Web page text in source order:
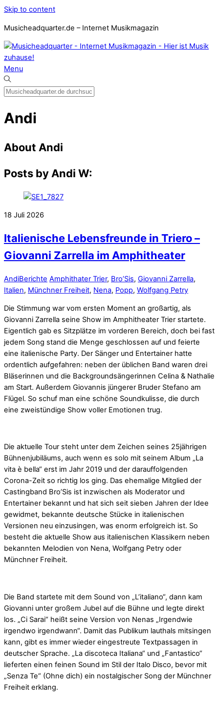
Skip to content
Musicheadquarter.de – Internet Musikmagazin
Menu
Andi
About Andi
Posts by Andi W:
18 Juli 2026
Italienische Lebensfreunde in Triero –
Giovanni Zarrella im Amphitheater
AndiBerichte Amphithater Trier, Bro’Sis, Giovanni Zarrella,
Italien, Münchner Freiheit, Nena, Popp, Wolfgang Petry
Die Stimmung war vom ersten Moment an großartig, als
Giovanni Zarrella seine Show im Amphitheater Trier startete.
Eigentlich gab es Sitzplätze im vorderen Bereich, doch bei fast
jedem Song stand die Menge geschlossen auf und feierte
eine italienische Party. Der Sänger und Entertainer hatte
ordentlich aufgefahren: neben der üblichen Band waren drei
Bläserinnen und die Backgroundsängerinnen Celina & Nathalie
am Start. Außerdem Giovannis jüngerer Bruder Stefano am
Flügel. So schuf man eine schöne Soundkulisse, die durch
eine zweistündige Show voller Emotionen trug.
Die aktuelle Tour steht unter dem Zeichen seines 25jährigen
Bühnenjubiläums, auch wenn es solo mit seinem Album „La
vita è bella“ erst im Jahr 2019 und der darauffolgenden
Corona-Zeit so richtig los ging. Das ehemalige Mitglied der
Castingband Bro’Sis ist inzwischen als Moderator und
Entertainer bekannt und hat sich seit sieben Jahren der Idee
gewidmet, bekannte deutsche Stücke in italienischen
Versionen neu einzusingen, was enorm erfolgreich ist. So
besteht die aktuelle Show aus italienischen Klassikern neben
bekannten Melodien von Nena, Wolfgang Petry oder
Münchner Freiheit.
Die Band startete mit dem Sound von „L’italiano“, dann kam
Giovanni unter großem Jubel auf die Bühne und legte direkt
los. „Ci Sarai“ heißt seine Version von Nenas „Irgendwie
irgendwo irgendwann“. Damit das Publikum lauthals mitsingen
kann, gibt es immer wieder eingestreute Textpassagen in
deutscher Sprache. „La discoteca Italiana“ und „Fantastico“
lieferten einen feinen Sound im Stil der Italo Disco, bevor mit
„Senza Te“ (Ohne dich) ein nostalgischer Song der Münchner
Freiheit erklang.